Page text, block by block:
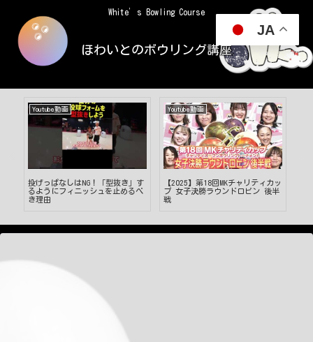
White’s Bowling Course
ほわいとのボウリング講座
Youtube動画
投げっぱなしはNG！「型抜き」す
るようにフィニッシュを止めるべ
き理由
Youtube動画
【2025】第18回MKチャリティカッ
プ 女子決勝ラウンドロビン 後半
戦
JA